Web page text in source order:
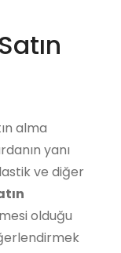
alma
yanı
ve diğer
olduğu